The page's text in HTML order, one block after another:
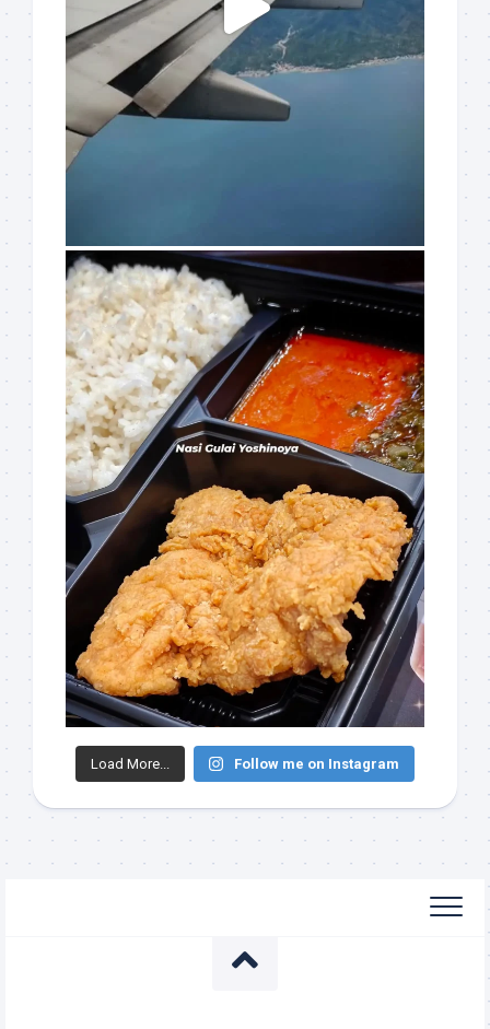
Load More... Follow me on Instagram